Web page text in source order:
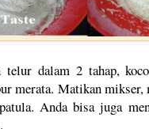
telur dalam 2 tahap,
merata. Matikan
Anda bisa juga